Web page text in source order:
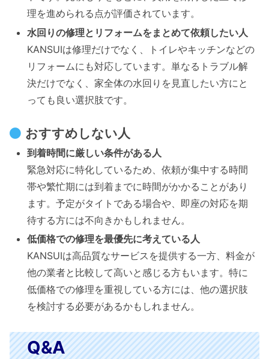
理を進められる点が評価されています。
水回りの修理とリフォームをまとめて依頼したい人
KANSUIは修理だけでなく、トイレやキッチンなどの
リフォームにも対応しています。単なるトラブル解
決だけでなく、家全体の水回りを見直したい方にと
っても良い選択肢です。
おすすめしない人
到着時間に厳しい条件がある人
緊急対応に特化しているため、依頼が集中する時間
帯や繁忙期には到着までに時間がかかることがあり
ます。予定がタイトである場合や、即座の対応を期
待する方には不向きかもしれません。
低価格での修理を最優先に考えている人
KANSUIは高品質なサービスを提供する一方、料金が
他の業者と比較して高いと感じる方もいます。特に
低価格での修理を重視している方には、他の選択肢
を検討する必要があるかもしれません。
Q&A